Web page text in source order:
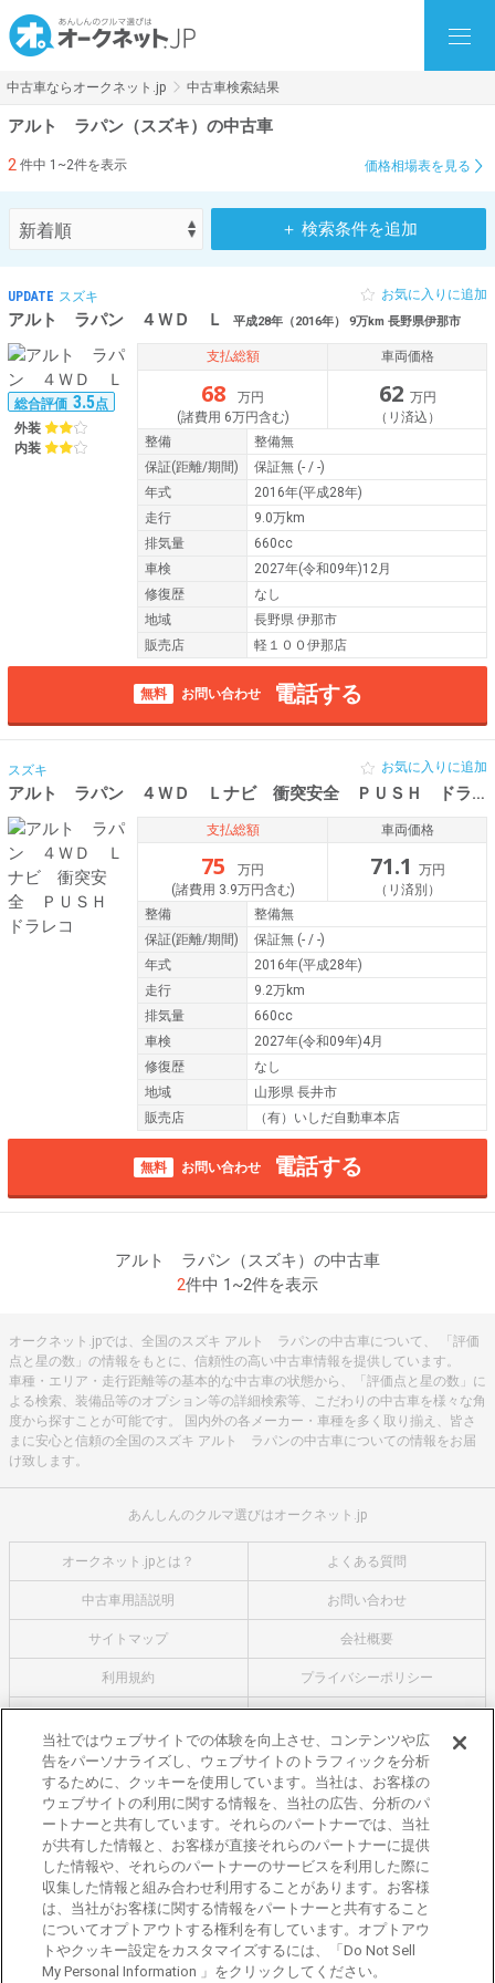
中古車ならオークネット.jp 中古車検索結果
アルト ラパン（スズキ）の中古車
2 件中 1~2件を表示 価格相場表を見る
＋ 検索条件を追加
UPDATE スズキ
アルト ラパン ４ＷＤ Ｌ 平成28年（2016年） 9万km 長野県伊那市
お気に入りに追加
総合評価 3.5点
外装
内装
支払総額
68
万円
(諸費用 6万円含む)
車両価格
62 万円
（リ済込）
整備
整備無
保証(距離/期間) 保証無 (- / -)
年式
2016年(平成28年)
走行
9.0万km
排気量
660cc
車検
2027年(令和09年)12月
修復歴
なし
地域
長野県 伊那市
販売店
軽１００伊那店
無料 お問い合わせ 電話する
スズキ
アルト ラパン ４ＷＤ Ｌナビ 衝突安全 ＰＵＳＨ ドラレコ
お気に入りに追加
支払総額
75
万円
(諸費用 3.9万円含む)
車両価格
71.1
万円
（リ済別）
整備
整備無
保証(距離/期間) 保証無 (- / -)
年式
2016年(平成28年)
走行
9.2万km
排気量
660cc
車検
2027年(令和09年)4月
修復歴
なし
地域
山形県 長井市
販売店
（有）いしだ自動車本店
無料 お問い合わせ 電話する
アルト ラパン（スズキ）の中古車
2件中 1~2件を表示
オークネット.jpでは、全国のスズキ アルト ラパンの中古車について、 「評価
点と星の数」の情報をもとに、信頼性の高い中古車情報を提供しています。
車種・エリア・走行距離等の基本的な中古車の状態から、「評価点と星の数」に
よる検索、装備品等のオプション等の詳細検索等、こだわりの中古車を様々な角
度から探すことが可能です。 国内外の各メーカー・車種を多く取り揃え、皆さ
まに安心と信頼の全国のスズキ アルト ラパンの中古車についての情報をお届
け致します。
あんしんのクルマ選びはオークネット.jp
オークネット.jpとは？ よくある質問
中古車用語説明 お問い合わせ
サイトマップ 会社概要
利用規約 プライバシーポリシー
オークネットのその他のサービス
バイク関連サービス
中古バイクを探すならバイクの窓口
レンタルバイクに乗るならモトオークレンタルバイク
ブランド関連サービス
ブランド品の買取はギャラリーレア
東京都公安委員会許可 第301001105434号
株式会社オークネット
当社ではウェブサイトでの体験を向上させ、コンテンツや広
告をパーソナライズし、ウェブサイトのトラフィックを分析
するために、クッキーを使用しています。当社は、お客様の
ウェブサイトの利用に関する情報を、当社の広告、分析のパ
ートナーと共有しています。それらのパートナーでは、当社
が共有した情報と、お客様が直接それらのパートナーに提供
した情報や、それらのパートナーのサービスを利用した際に
収集した情報と組み合わせ利用することがあります。お客様
は、当社がお客様に関する情報をパートナーと共有すること
についてオプトアウトする権利を有しています。オプトアウ
トやクッキー設定をカスタマイズするには、「Do Not Sell
My Personal Information 」をクリックしてください。